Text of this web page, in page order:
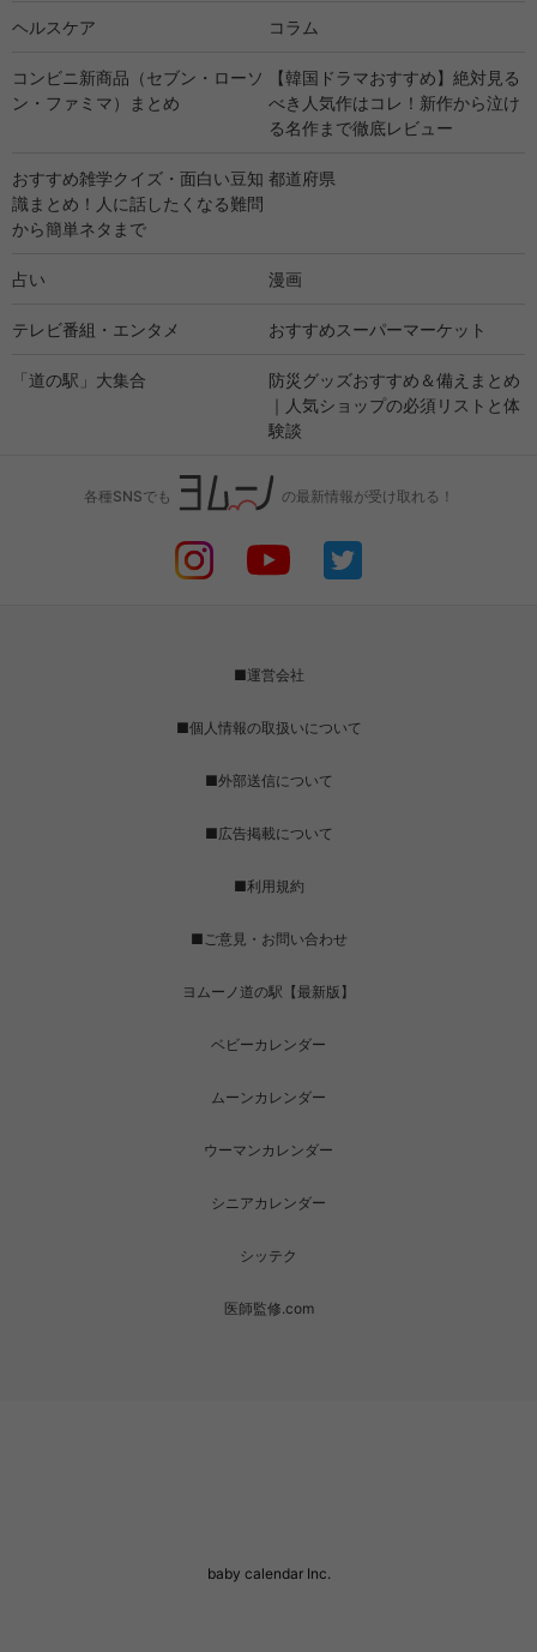
ヘルスケア コラム
コンビニ新商品（セブン・ローソ
ン・ファミマ）まとめ
【韓国ドラマおすすめ】絶対見る
べき人気作はコレ！新作から泣け
る名作まで徹底レビュー
おすすめ雑学クイズ・面白い豆知
識まとめ！人に話したくなる難問
から簡単ネタまで
都道府県
占い 漫画
テレビ番組・エンタメ おすすめスーパーマーケット
「道の駅」大集合
防災グッズおすすめ＆備えまとめ
｜人気ショップの必須リストと体
験談
各種SNSでも の最新情報が受け取れる！
■運営会社
■個人情報の取扱いについて
■外部送信について
■広告掲載について
■利用規約
■ご意見・お問い合わせ
ヨムーノ道の駅【最新版】
ベビーカレンダー
ムーンカレンダー
ウーマンカレンダー
シニアカレンダー
シッテク
医師監修.com
baby calendar Inc.